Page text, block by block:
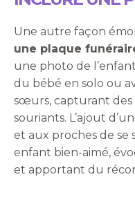
Une autre façon
une plaque
une photo de
du bébé en solo ou
sœurs, capturant
souriants. L’ajout
et aux proches de se
enfant bien-aimé,
et apportant du